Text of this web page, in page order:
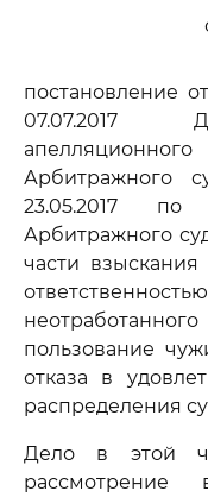
постановление
07.07.2017
Арбитражного
23.05.2017
Арбитражного
части
пользование
отказа в
распределения
Дело в этой